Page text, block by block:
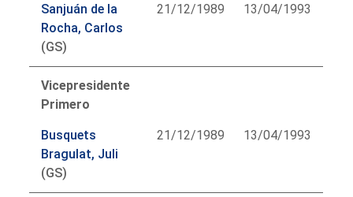
Sanjuán de la
Rocha, Carlos
(GS)
21/12/1989 13/04/1993
Vicepresidente
Primero
Busquets
Bragulat, Juli
(GS)
21/12/1989 13/04/1993